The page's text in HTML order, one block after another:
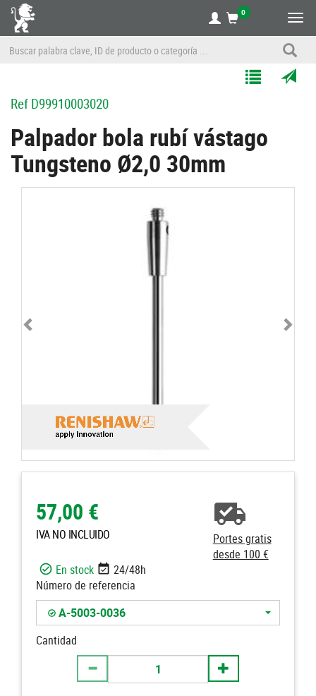
0
Listas
RefD99910003020
Palpador bola rubí vástago
Tungsteno Ø2,0 30mm
57,00 €
IVA NO INCLUIDO
Portes gratis
desde 100 €
En stock
24/48h
Número de referencia
A-5003-0036
Cantidad